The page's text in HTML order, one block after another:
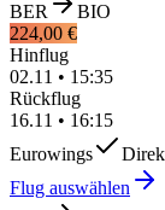
BER
BIO
224,00 €
Hinflug
02.11 • 15:35
Rückflug
16.11 • 16:15
Eurowings
Flug auswählen